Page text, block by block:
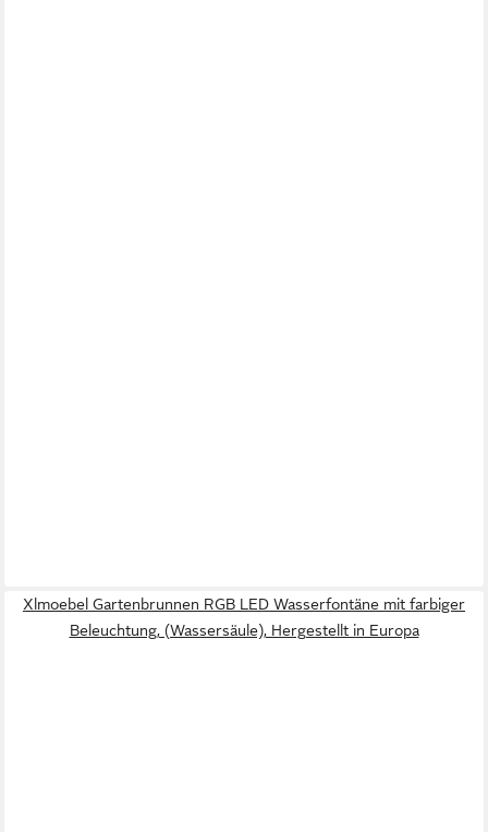
Xlmoebel Gartenbrunnen RGB LED Wasserfontäne mit farbiger
Beleuchtung, (Wassersäule), Hergestellt in Europa